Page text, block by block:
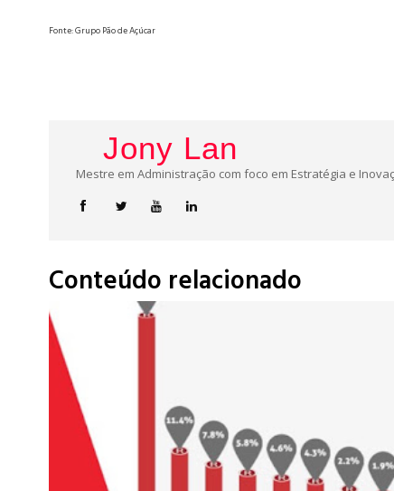
Fonte: Grupo Pão de Açúcar
Jony Lan
Mestre em Administração com foco em Estratégia e
Conteúdo relacionado